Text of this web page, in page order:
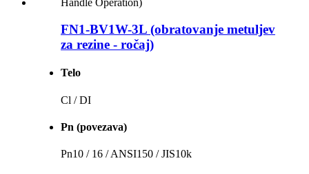
FN1-BV1W-3L (obratovanje metuljev
za rezine - ročaj)
Telo
Cl / DI
Pn (povezava)
Pn10 / 16 / ANSI150 / JIS10k